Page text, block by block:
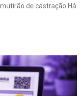
de castração.Há